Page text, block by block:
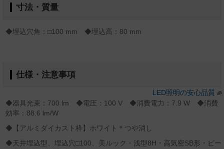
寸法・質量
◆埋込穴角：□100 mm ◆埋込高：80 mm
仕様・注意事項
LED照明の安心品質
◆器具光束：700 lm ◆電圧：100 V ◆消費電力：7.9 W ◆消費
効率：88.6 lm/W
◆【アルミダイカスト枠】ホワイト＊つや消し
◆天井埋込型、埋込穴□100、美ルック・浅型8H・高気密SB形・ビー